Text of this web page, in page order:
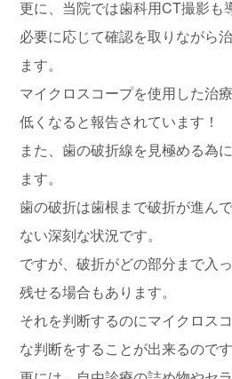
更に、当院では歯科用CT撮影も
必要に応じて確認を取りながら
ます。
マイクロスコープを使用した治
低くなると報告されています！
また、歯の破折線を見極める為
ます。
歯の破折は歯根まで破折が進ん
ない深刻な状況です。
ですが、破折がどの部分まで入
残せる場合もあります。
それを判断するのにマイクロス
な判断をすることが出来るのです